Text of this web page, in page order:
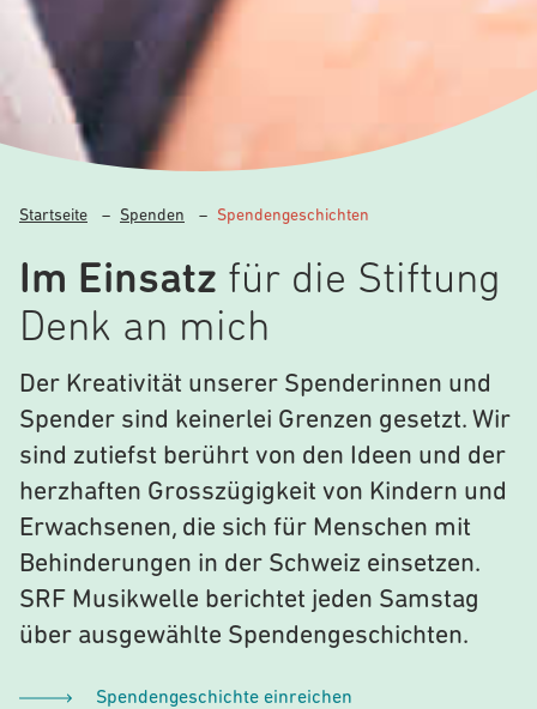
Startseite – Spenden – Spendengeschichten
Im Einsatz für die Stiftung
Denk an mich
Der Kreativität unserer Spenderinnen und
Spender sind keinerlei Grenzen gesetzt. Wir
sind zutiefst berührt von den Ideen und der
herzhaften Grosszügigkeit von Kindern und
Erwachsenen, die sich für Menschen mit
Behinderungen in der Schweiz einsetzen.
SRF Musikwelle berichtet jeden Samstag
über ausgewählte Spendengeschichten.
Spendengeschichte einreichen